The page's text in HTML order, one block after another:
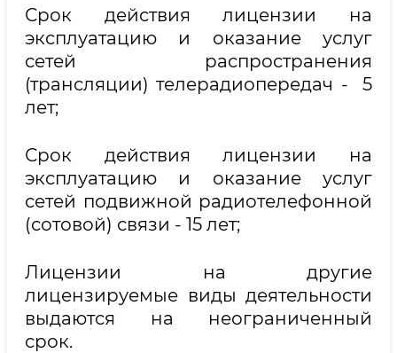
Срок действия лицензии на
эксплуатацию и оказание услуг
сетей распространения
(трансляции) телерадиопередач - 5
лет;
Срок действия лицензии на
эксплуатацию и оказание услуг
сетей подвижной радиотелефонной
(сотовой) связи - 15 лет;
Лицензии на другие
лицензируемые виды деятельности
выдаются на неограниченный
срок.